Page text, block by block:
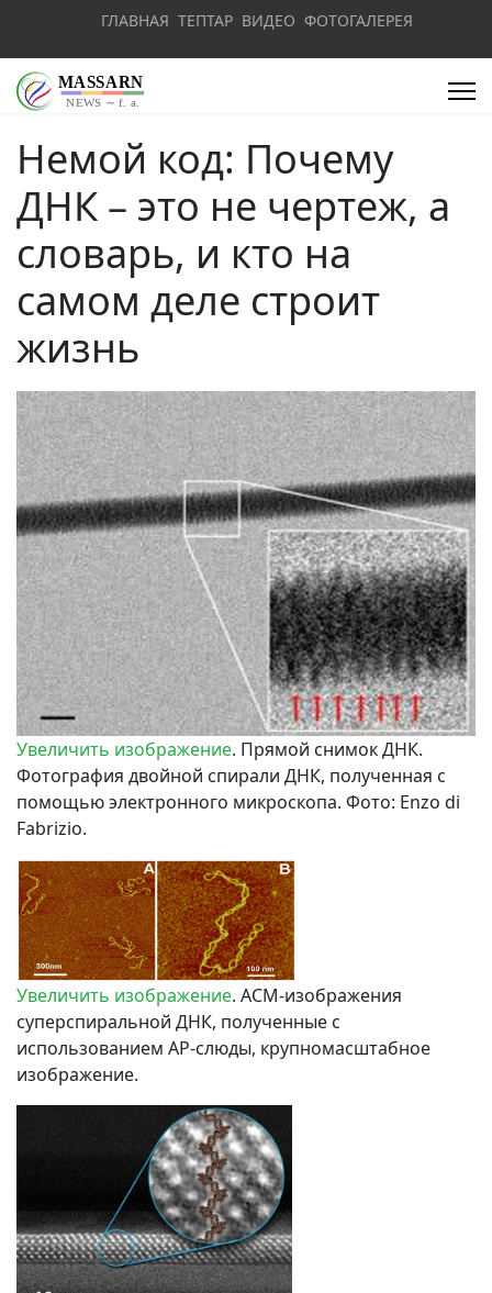
ГЛАВНАЯ ТЕПТАР ВИДЕО ФОТОГАЛЕРЕЯ
Немой код: Почему
ДНК – это не чертеж, а
словарь, и кто на
самом деле строит
жизнь
Увеличить изображение. Прямой снимок ДНК.
Фотография двойной спирали ДНК, полученная с
помощью электронного микроскопа. Фото: Enzo di
Fabrizio.
Увеличить изображение. АСМ-изображения
суперспиральной ДНК, полученные с
использованием AP-слюды, крупномасштабное
изображение.